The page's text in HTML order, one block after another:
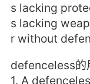
s lacking
s lacking
r without
defenceless的
1. A